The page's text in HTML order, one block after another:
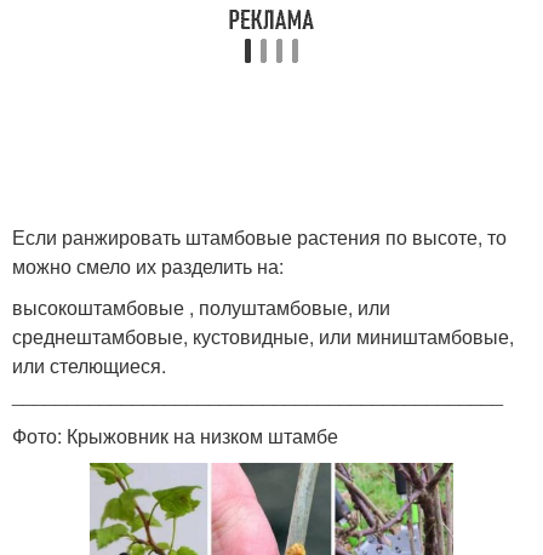
Если ранжировать штамбовые растения по высоте, то
можно смело их разделить на:
высокоштамбовые , полуштамбовые, или
среднештамбовые, кустовидные, или миништамбовые,
или стелющиеся.
Фото: Крыжовник на низком штамбе